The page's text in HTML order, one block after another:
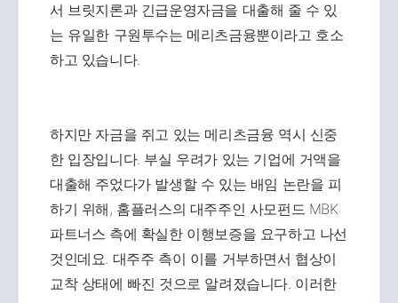
서 브릿지론과 긴급운영자금을 대출해 줄 수 있
는 유일한 구원투수는 메리츠금융뿐이라고 호소
하고 있습니다.
하지만 자금을 쥐고 있는 메리츠금융 역시 신중
한 입장입니다. 부실 우려가 있는 기업에 거액을
대출해 주었다가 발생할 수 있는 배임 논란을 피
하기 위해, 홈플러스의 대주주인 사모펀드 MBK
파트너스 측에 확실한 이행보증을 요구하고 나선
것인데요. 대주주 측이 이를 거부하면서 협상이
교착 상태에 빠진 것으로 알려졌습니다. 이러한